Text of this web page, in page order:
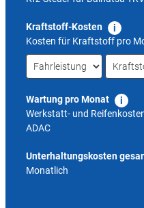
Kraftstoff-Kosten
Kosten für Kraftstoff pro
Wartung pro Monat
Werkstatt- und
ADAC
Unterhaltungskosten
Monatlich